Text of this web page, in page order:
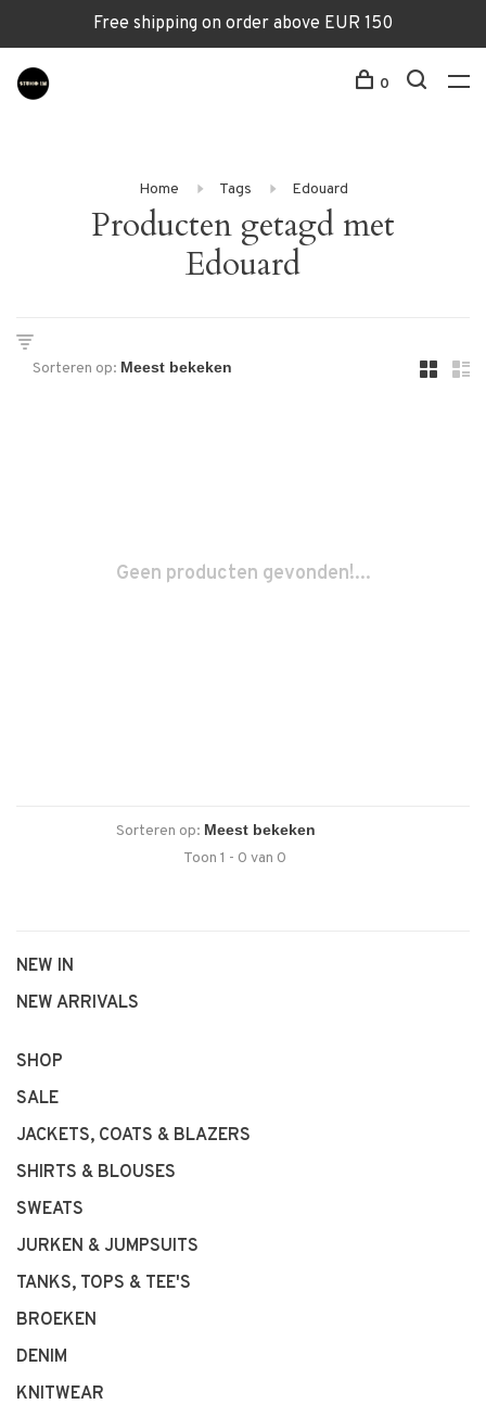
Free shipping on order above EUR 150
0
Home Tags Edouard
Producten getagd met
Edouard
Sorteren op:
Geen producten gevonden!...
Sorteren op:
Toon 1 - 0 van 0
NEW IN
NEW ARRIVALS
SHOP
SALE
JACKETS, COATS & BLAZERS
SHIRTS & BLOUSES
SWEATS
JURKEN & JUMPSUITS
TANKS, TOPS & TEE'S
BROEKEN
DENIM
KNITWEAR